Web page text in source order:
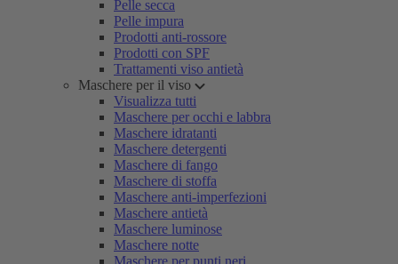
Pelle secca
Pelle impura
Prodotti anti-rossore
Prodotti con SPF
Trattamenti viso antietà
Maschere per il viso
Visualizza tutti
Maschere per occhi e labbra
Maschere idratanti
Maschere detergenti
Maschere di fango
Maschere di stoffa
Maschere anti-imperfezioni
Maschere antietà
Maschere luminose
Maschere notte
Maschere per punti neri